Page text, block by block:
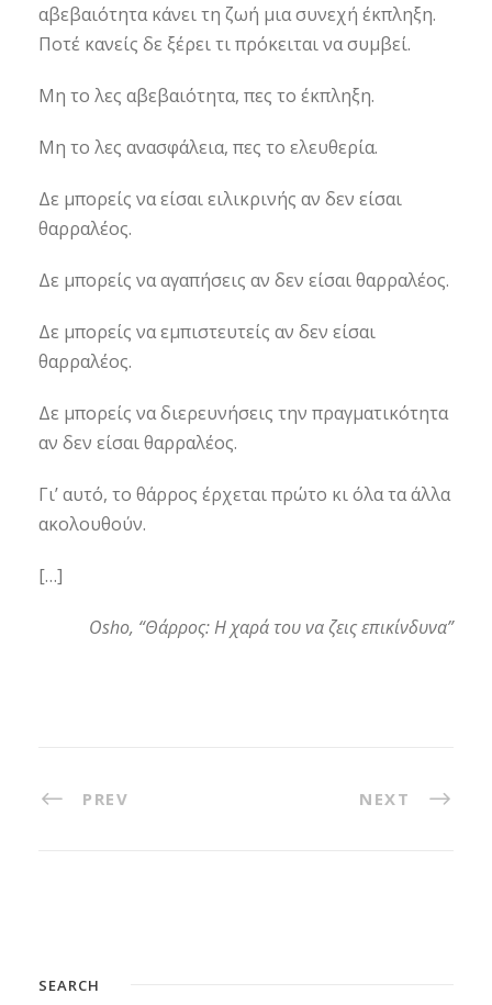
αβεβαιότητα κάνει τη ζωή μια συνεχή έκπληξη.
Ποτέ κανείς δε ξέρει τι πρόκειται να συμβεί.
Μη το λες αβεβαιότητα, πες το έκπληξη.
Μη το λες ανασφάλεια, πες το ελευθερία.
Δε μπορείς να είσαι ειλικρινής αν δεν είσαι
θαρραλέος.
Δε μπορείς να αγαπήσεις αν δεν είσαι θαρραλέος.
Δε μπορείς να εμπιστευτείς αν δεν είσαι
θαρραλέος.
Δε μπορείς να διερευνήσεις την πραγματικότητα
αν δεν είσαι θαρραλέος.
Γι’ αυτό, το θάρρος έρχεται πρώτο κι όλα τα άλλα
ακολουθούν.
[…]
Osho, “Θάρρος: Η χαρά του να ζεις επικίνδυνα”
PREV NEXT
SEARCH